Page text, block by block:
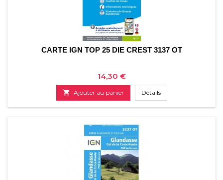
CARTE IGN TOP 25 DIE CREST 3137 OT
Prix
14,30 €
 Ajouter au panier Détails